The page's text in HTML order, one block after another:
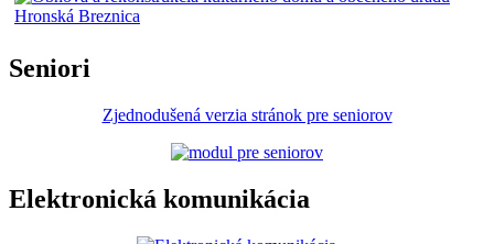
Seniori
Zjednodušená verzia stránok pre seniorov
Elektronická komunikácia